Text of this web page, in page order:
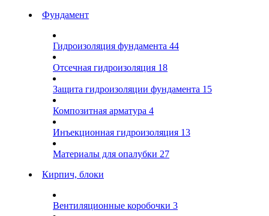
Фундамент
Гидроизоляция фундамента 44
Отсечная гидроизоляция 18
Защита гидроизоляции фундамента 15
Композитная арматура 4
Инъекционная гидроизоляция 13
Материалы для опалубки 27
Кирпич, блоки
Вентиляционные коробочки 3